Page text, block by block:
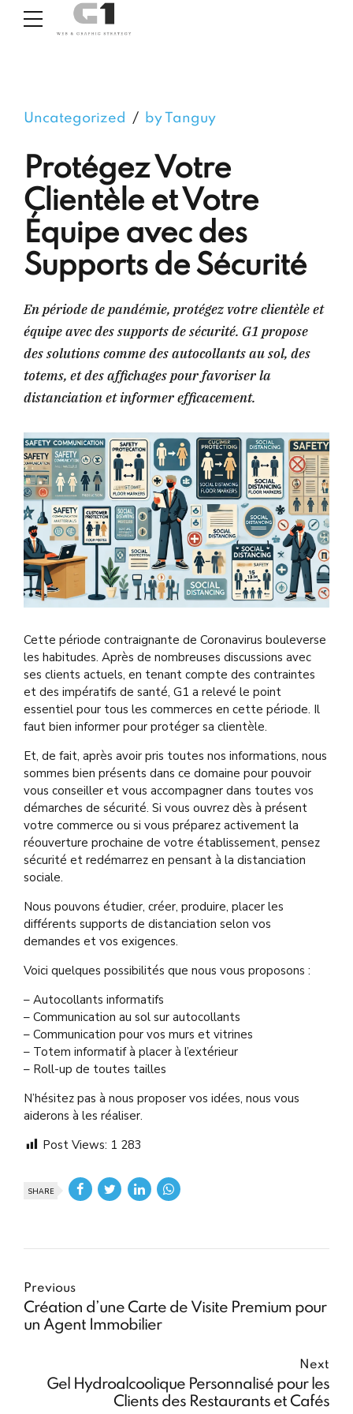
Uncategorized by Tanguy
Protégez Votre
Clientèle et Votre
Équipe avec des
Supports de Sécurité
En période de pandémie, protégez votre clientèle et
équipe avec des supports de sécurité. G1 propose
des solutions comme des autocollants au sol, des
totems, et des affichages pour favoriser la
distanciation et informer efficacement.
Cette période contraignante de Coronavirus bouleverse
les habitudes. Après de nombreuses discussions avec
ses clients actuels, en tenant compte des contraintes
et des impératifs de santé, G1 a relevé le point
essentiel pour tous les commerces en cette période. Il
faut bien informer pour protéger sa clientèle.
Et, de fait, après avoir pris toutes nos informations, nous
sommes bien présents dans ce domaine pour pouvoir
vous conseiller et vous accompagner dans toutes vos
démarches de sécurité. Si vous ouvrez dès à présent
votre commerce ou si vous préparez activement la
réouverture prochaine de votre établissement, pensez
sécurité et redémarrez en pensant à la distanciation
sociale.
Nous pouvons étudier, créer, produire, placer les
différents supports de distanciation selon vos
demandes et vos exigences.
Voici quelques possibilités que nous vous proposons :
– Autocollants informatifs
– Communication au sol sur autocollants
– Communication pour vos murs et vitrines
– Totem informatif à placer à l’extérieur
– Roll-up de toutes tailles
N’hésitez pas à nous proposer vos idées, nous vous
aiderons à les réaliser.
Post Views: 1 283
SHARE
Previous
Création d’une Carte de Visite Premium pour
un Agent Immobilier
Next
Gel Hydroalcoolique Personnalisé pour les
Clients des Restaurants et Cafés